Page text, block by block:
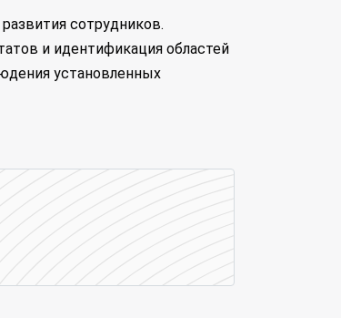
сотрудников.
и идентификация областей
установленных